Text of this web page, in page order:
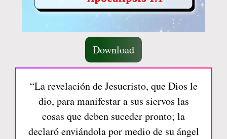
Download
“La revelación de Jesucristo, que Dios le
dio, para manifestar a sus siervos las
cosas que deben suceder pronto; la
declaró enviándola por medio de su ángel